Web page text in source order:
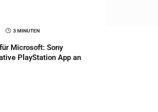
3 MINUTEN
Microsoft: Sony
PlayStation App an